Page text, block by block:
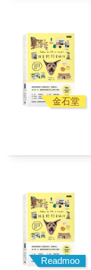
金石堂
Readmoo